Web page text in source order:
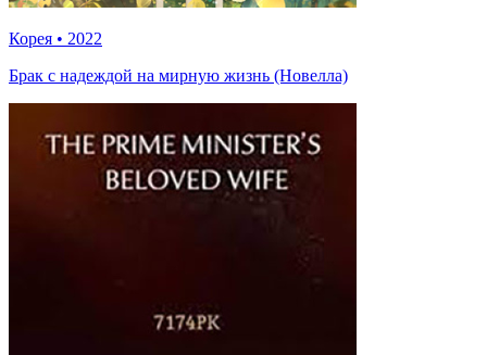
Корея • 2022
Брак с надеждой на мирную жизнь (Новелла)